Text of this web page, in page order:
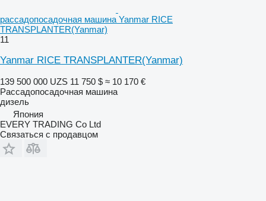
рассадопосадочная машина Yanmar RICE
TRANSPLANTER(Yanmar)
11
Yanmar RICE TRANSPLANTER(Yanmar)
139 500 000 UZS 11 750 $ ≈ 10 170 €
Рассадопосадочная машина
дизель
Япония
EVERY TRADING Co Ltd
Связаться с продавцом